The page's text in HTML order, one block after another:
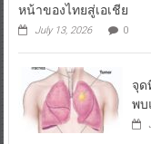
หน้าของไทยสู่เอเชีย
July 13, 2026 0
จุด
พบ